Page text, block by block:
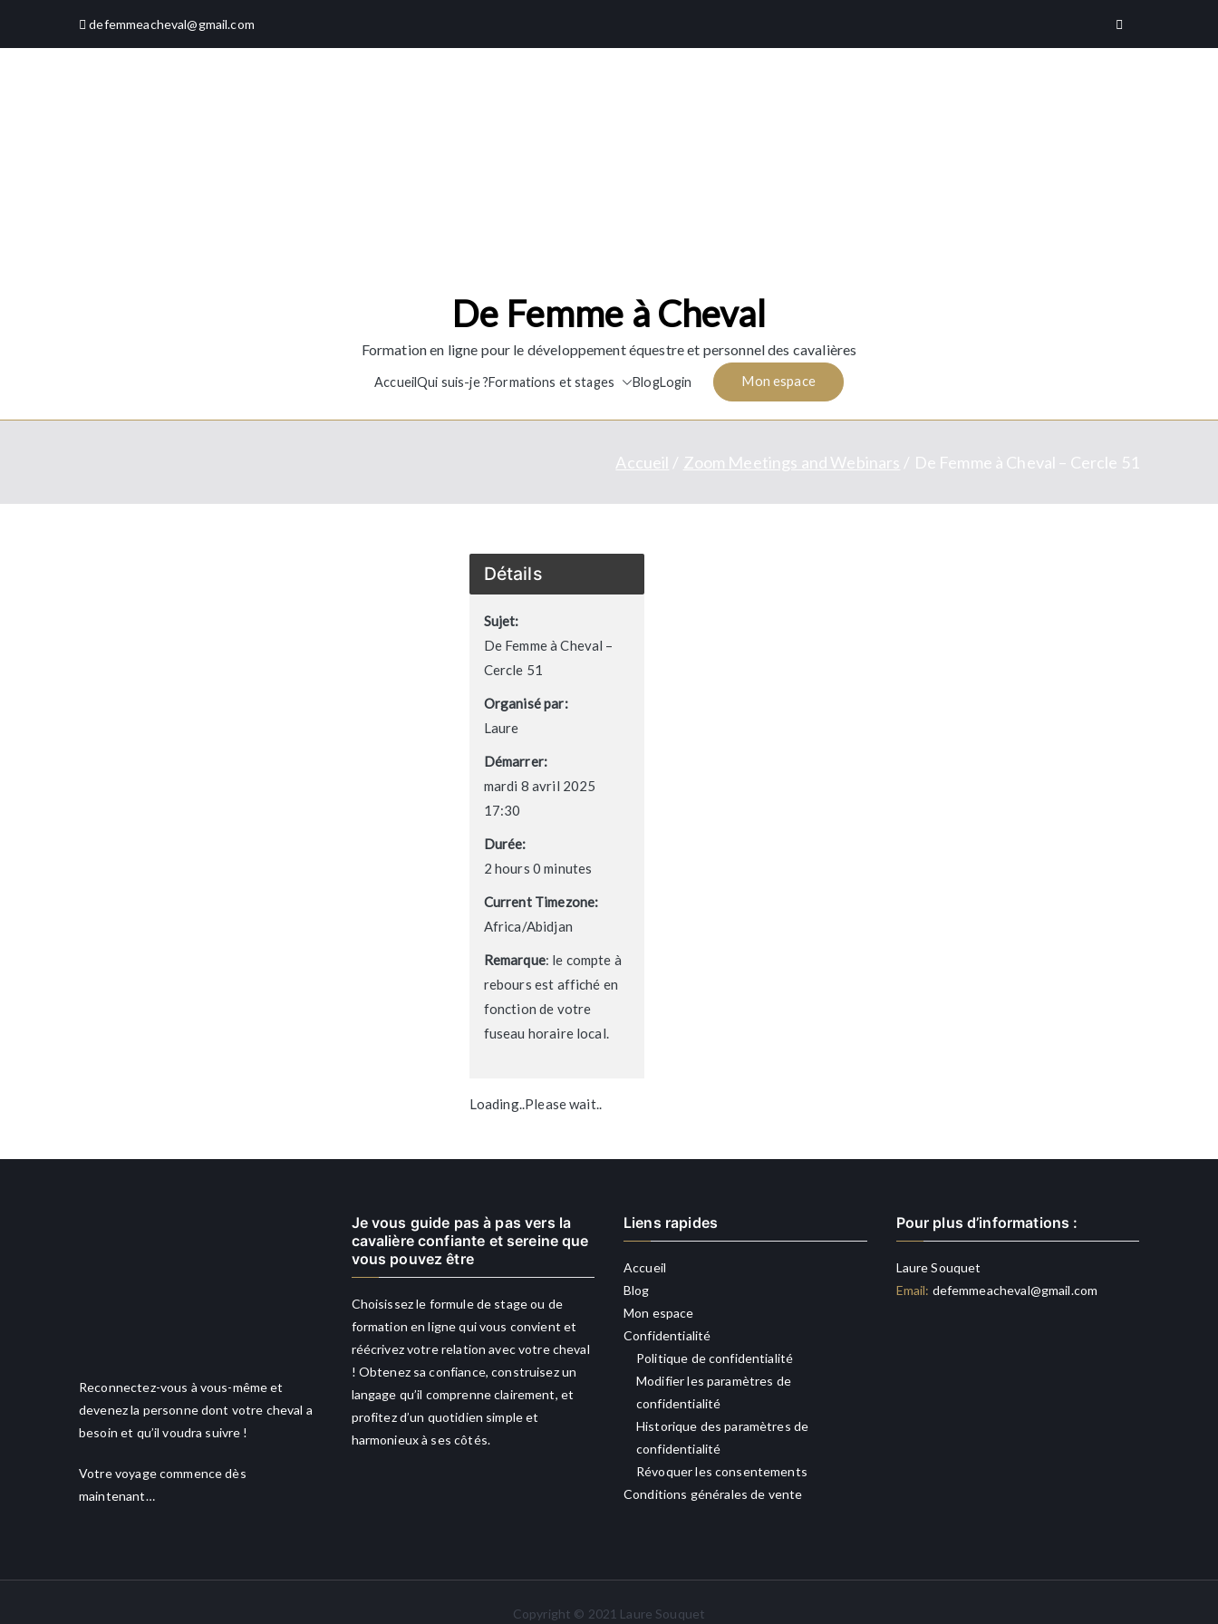
defemmeacheval@gmail.com
De Femme à Cheval
Formation en ligne pour le développement équestre et personnel des cavalières
AccueilQui suis-je ?Formations et stages BlogLogin Mon espace
Accueil Zoom Meetings and Webinars De Femme à Cheval – Cercle 51
Détails
Sujet:
De Femme à Cheval –
Cercle 51
Organisé par:
Laure
Démarrer:
mardi 8 avril 2025
17:30
Durée:
2 hours 0 minutes
Current Timezone:
Africa/Abidjan
Remarque: le compte à
rebours est affiché en
fonction de votre
fuseau horaire local.
Loading..Please wait..
Reconnectez-vous à vous-même et
devenez la personne dont votre cheval a
besoin et qu’il voudra suivre !
Votre voyage commence dès
maintenant…
Je vous guide pas à pas vers la
cavalière confiante et sereine que
vous pouvez être
Choisissez le formule de stage ou de
formation en ligne qui vous convient et
réécrivez votre relation avec votre cheval
! Obtenez sa confiance, construisez un
langage qu’il comprenne clairement, et
profitez d’un quotidien simple et
harmonieux à ses côtés.
Liens rapides
Accueil
Blog
Mon espace
Confidentialité
Politique de confidentialité
Modifier les paramètres de
confidentialité
Historique des paramètres de
confidentialité
Révoquer les consentements
Conditions générales de vente
Pour plus d’informations :
Laure Souquet
Email: defemmeacheval@gmail.com
Copyright © 2021 Laure Souquet